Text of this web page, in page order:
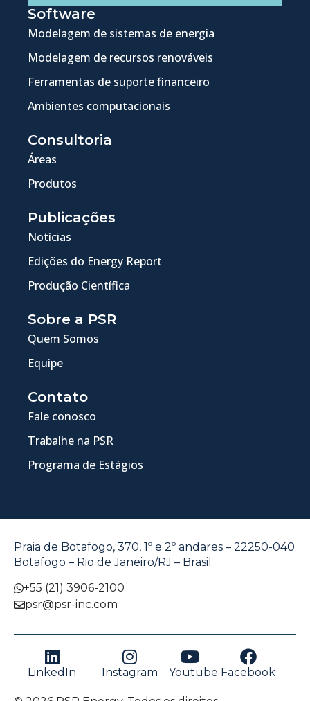
Software
Modelagem de sistemas de energia
Modelagem de recursos renováveis
Ferramentas de suporte financeiro
Ambientes computacionais
Consultoria
Áreas
Produtos
Publicações
Notícias
Edições do Energy Report
Produção Científica
Sobre a PSR
Quem Somos
Equipe
Contato
Fale conosco
Trabalhe na PSR
Programa de Estágios
Praia de Botafogo, 370, 1º e 2º andares – 22250-040
Botafogo – Rio de Janeiro/RJ – Brasil
+55 (21) 3906-2100
psr@psr-inc.com
LinkedIn Instagram Youtube Facebook